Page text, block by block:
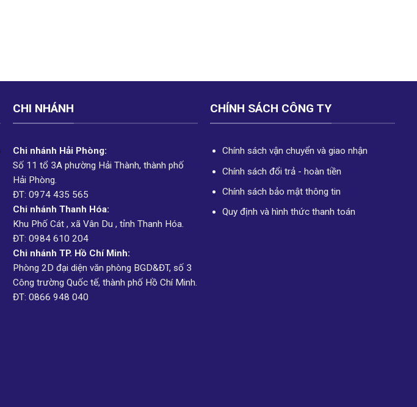
CHI NHÁNH
Chi nhánh Hải Phòng:
Số 11 tổ 3A phường Hải Thành, thành phố
Hải Phòng.
ĐT: 0974 435 565
Chi nhánh Thanh Hóa:
Khu Phố Cát , xã Vân Du , tỉnh Thanh Hóa.
ĐT: 0984 610 204
Chi nhánh TP. Hồ Chí Minh:
Phòng 2D đại diện văn phòng BGD&ĐT, số 3
Công trường Quốc tế, thành phố Hồ Chí Minh.
ĐT: 0866 948 040
CHÍNH SÁCH CÔNG TY
Chính sách vận chuyển và giao nhận
Chính sách đổi trả - hoàn tiền
Chính sách bảo mật thông tin
Quy định và hình thức thanh toán